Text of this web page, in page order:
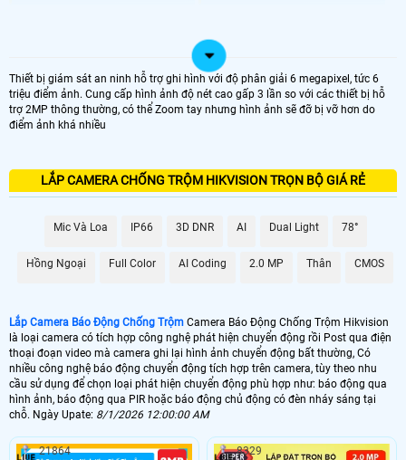
📸 LẮP CAMERA CÓ BÁO ĐỘNG CHỐNG TRỘM
LOẠI CAMERA IP
🌐 Bộ 4 Camera Chống Trộm
8.800,000 VNĐ Camera Chống Trộm Hikvision Chuyên Đêm
🔥 4 Camera Chống Trộm Hikvision Giá Rẻ
5.000.000 VNĐ Lắp Bộ Camera Chống Trộm Hikvision Giá Rẻ
Thiết bị giám sát an ninh hỗ trợ ghi hình với độ phân giải 6 megapixel, tức 6
triệu điểm ảnh. Cung cấp hình ảnh độ nét cao gấp 3 lần so với các thiết bị hỗ
trợ 2MP thông thường, có thể Zoom tay nhưng hình ảnh sẽ đỡ bị vỡ hơn do
điểm ảnh khá nhiều
LẮP CAMERA CHỐNG TRỘM HIKVISION TRỌN BỘ GIÁ RẺ
Mic Và Loa IP66 3D DNR AI Dual Light 78°
Hồng Ngoại Full Color AI Coding 2.0 MP Thân CMOS
Lắp Camera Báo Động Chống Trộm Camera Báo Động Chống Trộm Hikvision
là loại camera có tích hợp công nghệ phát hiện chuyển động rồi Post qua điện
thoại đoạn video mà camera ghi lại hình ảnh chuyển động bất thường, Có
nhiều công nghệ báo động chuyển động tích hợp trên camera, tùy theo nhu
cầu sử dụng để chọn loại phát hiện chuyển động phù hợp như: báo động qua
hình ảnh, báo động qua PIR hoặc báo động chủ động có đèn nháy sáng tại
chỗ. Ngày Upate: 8/1/2026 12:00:00 AM
21864 8329